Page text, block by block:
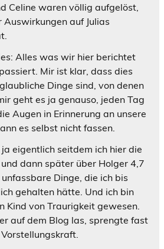
Celine waren völlig aufgelöst,
auf Julias
Alles was wir hier berichtet
Mir ist klar, dass dies
Dinge sind, von denen
geht es ja genauso, jeden Tag
Augen in Erinnerung an unsere
es selbst nicht fassen.
eigentlich seitdem ich hier die
dann später über Holger 4,7
Dinge, die ich bis
gehalten hätte. Und ich bin
Kind von Traurigkeit gewesen.
auf dem Blog las, sprengte fast